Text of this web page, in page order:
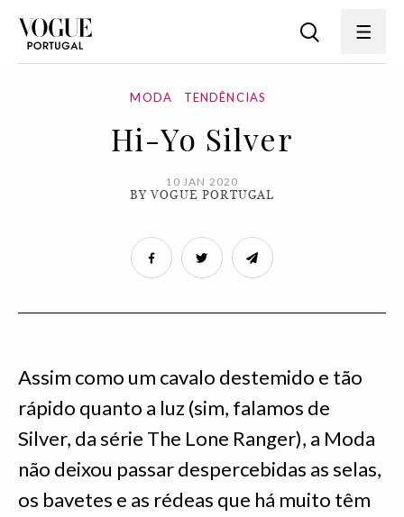
MODA TENDÊNCIAS
Hi-Yo Silver
10 JAN 2020
BY VOGUE PORTUGAL
Assim como um cavalo destemido e tão
rápido quanto a luz (sim, falamos de
Silver, da série The Lone Ranger), a Moda
não deixou passar despercebidas as selas,
os bavetes e as rédeas que há muito têm